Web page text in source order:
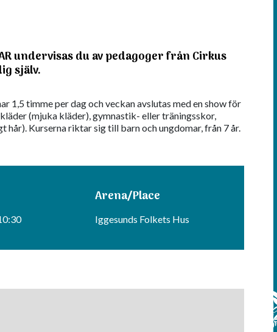
undervisas du av pedagoger från Cirkus
själv.
1,5 timme per dag och veckan avslutas med en show för
(mjuka kläder), gymnastik- eller träningsskor,
hår). Kurserna riktar sig till barn och ungdomar, från 7 år.
Arena/Place
Iggesunds Folkets Hus